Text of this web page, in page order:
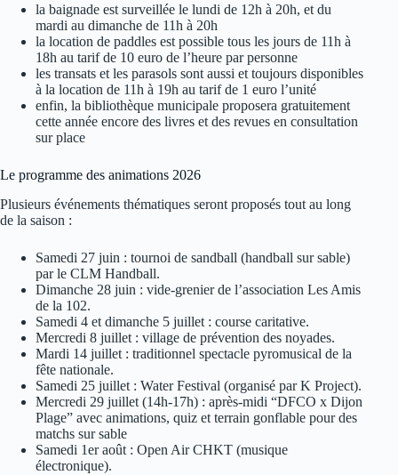
la baignade est surveillée le lundi de 12h à 20h, et du
mardi au dimanche de 11h à 20h
la location de paddles est possible tous les jours de 11h à
18h au tarif de 10 euro de l’heure par personne
les transats et les parasols sont aussi et toujours disponibles
à la location de 11h à 19h au tarif de 1 euro l’unité
enfin, la bibliothèque municipale proposera gratuitement
cette année encore des livres et des revues en consultation
sur place
Le programme des animations 2026
Plusieurs événements thématiques seront proposés tout au long
de la saison :
Samedi 27 juin : tournoi de sandball (handball sur sable)
par le CLM Handball.
Dimanche 28 juin : vide-grenier de l’association Les Amis
de la 102.
Samedi 4 et dimanche 5 juillet : course caritative.
Mercredi 8 juillet : village de prévention des noyades.
Mardi 14 juillet : traditionnel spectacle pyromusical de la
fête nationale.
Samedi 25 juillet : Water Festival (organisé par K Project).
Mercredi 29 juillet (14h-17h) : après-midi “DFCO x Dijon
Plage” avec animations, quiz et terrain gonflable pour des
matchs sur sable
Samedi 1er août : Open Air CHKT (musique
électronique).